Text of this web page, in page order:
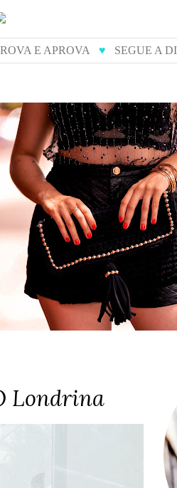
E APROVA ♥ SEGUE A
prova e aprova: dona
bolsas artesanais
Londrina